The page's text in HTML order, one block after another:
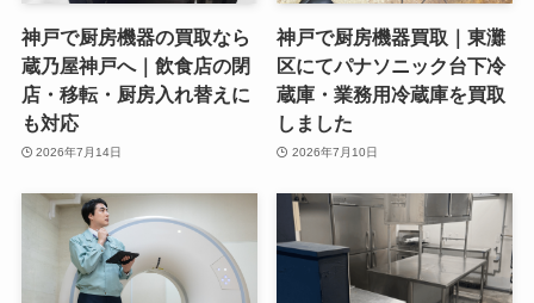
神戸で厨房機器の買取なら
蔵乃屋神戸へ｜飲食店の閉
店・移転・厨房入れ替えに
も対応
2026年7月14日
神戸で厨房機器買取｜東灘
区にてパナソニック台下冷
蔵庫・業務用冷蔵庫を買取
しました
2026年7月10日